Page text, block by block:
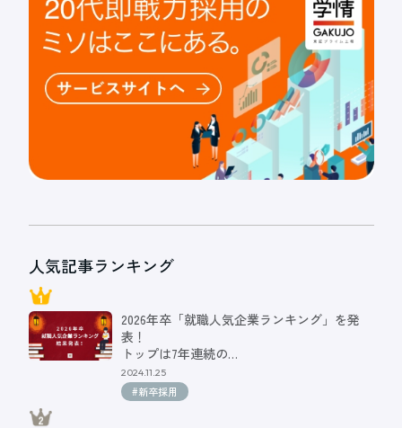
人気記事ランキング
2026年卒「就職人気企業ランキング」を発
表！
トップは7年連続の…
2024.11.25
#新卒採用